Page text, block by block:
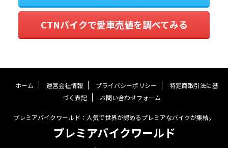
CTNバイクで愛車売値を調べてみる
ホーム 運営会社情報 プライバシーポリシー
特定商取引法に基
づく表記
お問い合わせフォーム
プレミアバイクワールド：人気で世界が認めるプレミアなバイクが集結。
プレミアバイクワールド